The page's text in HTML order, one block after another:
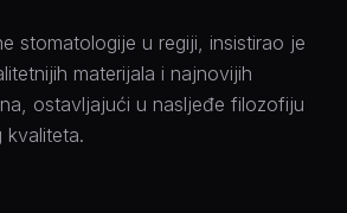
stomatologije u regiji, insistirao je
materijala i najnovijih
ostavljajući u nasljeđe filozofiju
kvaliteta.